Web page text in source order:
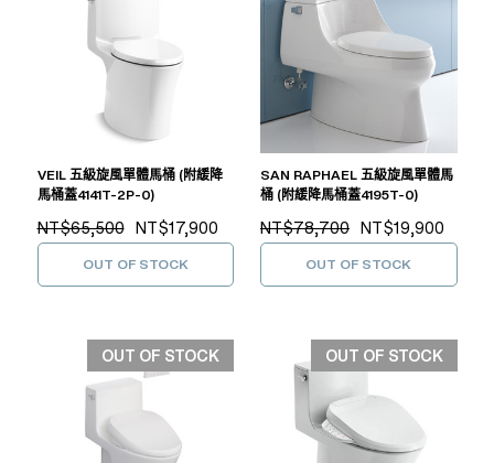
VEIL 五級旋風單體馬桶 (附緩降
馬桶蓋4141T-2P-0)
NT$65,500 NT$17,900
OUT OF STOCK
SAN RAPHAEL 五級旋風單體馬
桶 (附緩降馬桶蓋4195T-0)
NT$78,700 NT$19,900
OUT OF STOCK
OUT OF STOCK OUT OF STOCK